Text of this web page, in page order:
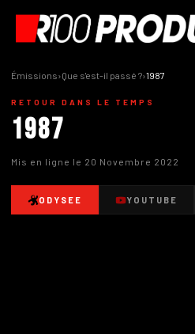
Émissions›Que s'est-il passé ?›1987
RETOUR DANS LE TEMPS
1987
Mis en ligne le 20 Novembre 2022
ODYSEE YOUTUBE